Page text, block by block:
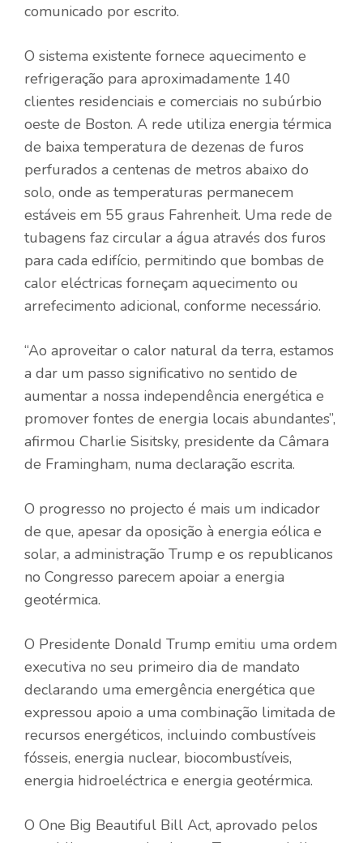
comunicado por escrito.
O sistema existente fornece aquecimento e
refrigeração para aproximadamente 140
clientes residenciais e comerciais no subúrbio
oeste de Boston. A rede utiliza energia térmica
de baixa temperatura de dezenas de furos
perfurados a centenas de metros abaixo do
solo, onde as temperaturas permanecem
estáveis ​​em 55 graus Fahrenheit. Uma rede de
tubagens faz circular a água através dos furos
para cada edifício, permitindo que bombas de
calor eléctricas forneçam aquecimento ou
arrefecimento adicional, conforme necessário.
“Ao aproveitar o calor natural da terra, estamos
a dar um passo significativo no sentido de
aumentar a nossa independência energética e
promover fontes de energia locais abundantes”,
afirmou Charlie Sisitsky, presidente da Câmara
de Framingham, numa declaração escrita.
O progresso no projecto é mais um indicador
de que, apesar da oposição à energia eólica e
solar, a administração Trump e os republicanos
no Congresso parecem apoiar a energia
geotérmica.
O Presidente Donald Trump emitiu uma ordem
executiva no seu primeiro dia de mandato
declarando uma emergência energética que
expressou apoio a uma combinação limitada de
recursos energéticos, incluindo combustíveis
fósseis, energia nuclear, biocombustíveis,
energia hidroeléctrica e energia geotérmica.
O One Big Beautiful Bill Act, aprovado pelos